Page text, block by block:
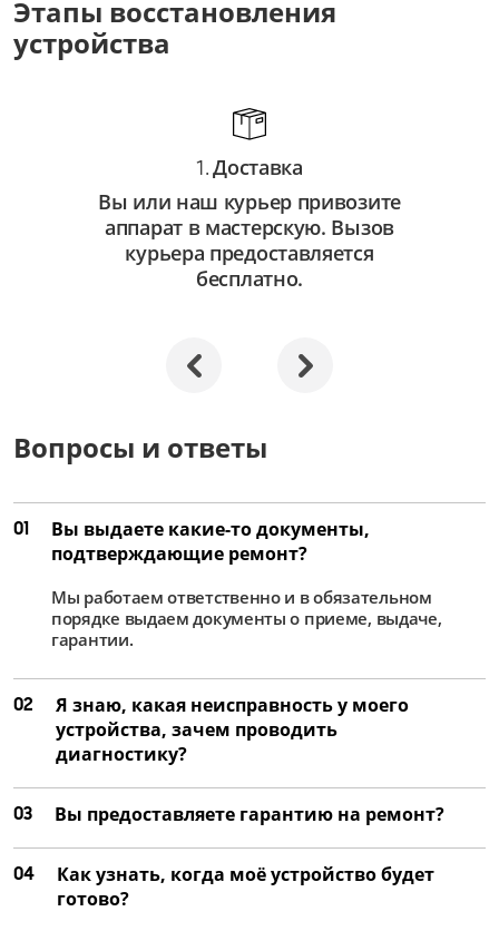
от 3 500 ₽
Восстановление системы
Этапы восстановления
устройства
1.Доставка
Вы или наш курьер привозите
аппарат в мастерскую. Вызов
курьера предоставляется
бесплатно.
Вопросы и ответы
01
Вы выдаете какие-то документы,
подтверждающие ремонт?
Мы работаем ответственно и в обязательном
порядке выдаем документы о приеме, выдаче,
гарантии.
02
Я знаю, какая неисправность у моего
устройства, зачем проводить
диагностику?
03 Вы предоставляете гарантию на ремонт?
04
Как узнать, когда моё устройство будет
готово?